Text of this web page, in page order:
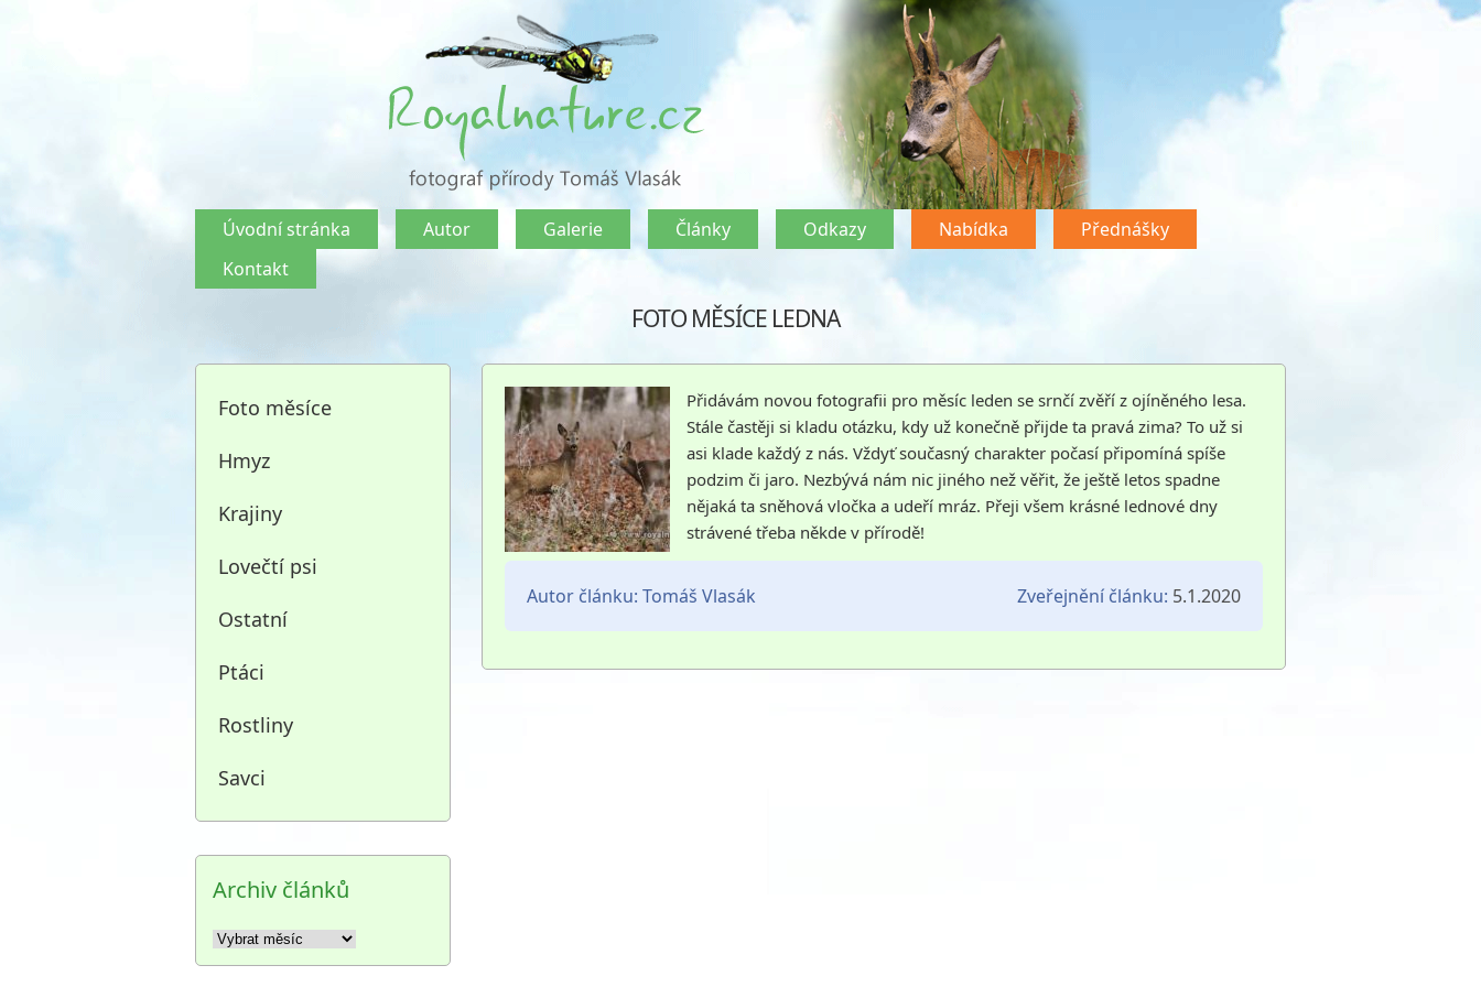
Úvodní stránka Autor Galerie Články Odkazy Nabídka
Přednášky
Kontakt
FOTO MĚSÍCE LEDNA
Foto měsíce
Hmyz
Krajiny
Lovečtí psi
Ostatní
Ptáci
Rostliny
Savci
Archiv článků
Archiv
článků
Přidávám novou fotografii pro měsíc leden se srnčí zvěří z ojíněného lesa.
Stále častěji si kladu otázku, kdy už konečně přijde ta pravá zima? To už si
asi klade každý z nás. Vždyť současný charakter počasí připomíná spíše
podzim či jaro. Nezbývá nám nic jiného než věřit, že ještě letos spadne
nějaká ta sněhová vločka a udeří mráz. Přeji všem krásné lednové dny
strávené třeba někde v přírodě!
Autor článku: Tomáš Vlasák Zveřejnění článku: 5.1.2020